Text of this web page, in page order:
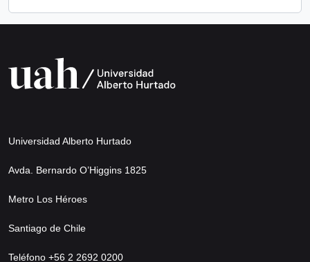
Universidad Alberto Hurtado
Avda. Bernardo O’Higgins 1825
Metro Los Héroes
Santiago de Chile
Teléfono +56 2 2692 0200